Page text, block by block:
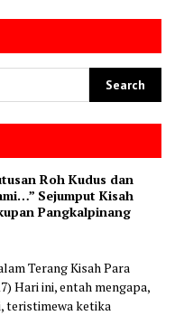
Roh Kudus dan
Sejumput Kisah
Pangkalpinang
Terang Kisah Para
Hari ini, entah mengapa,
teristimewa ketika